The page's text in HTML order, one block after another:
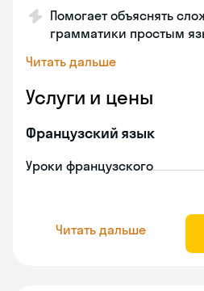
Помогает объяснять
грамматики простым
Читать дальше
Услуги и цены
Французский язык
Уроки французского
Читать дальше